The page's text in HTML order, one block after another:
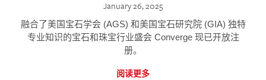
January 26, 2025
融合了美国宝石学会 (AGS) 和美国宝石研究院 (GIA) 独特
专业知识的宝石和珠宝行业盛会 Converge 现已开放注
册。
阅读更多